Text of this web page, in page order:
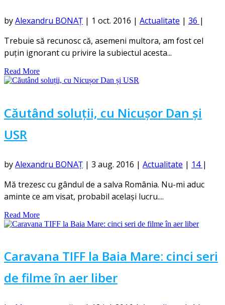
byAlexandru BONAȚ | 1 oct. 2016 | Actualitate | 36 |
Trebuie să recunosc că, asemeni multora, am fost cel
puțin ignorant cu privire la subiectul acesta...
Read More
Căutând soluții, cu Nicușor Dan și
USR
byAlexandru BONAȚ | 3 aug. 2016 | Actualitate | 14 |
Mă trezesc cu gândul de a salva România. Nu-mi aduc
aminte ce am visat, probabil același lucru....
Read More
Caravana TIFF la Baia Mare: cinci seri
de filme în aer liber